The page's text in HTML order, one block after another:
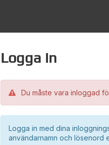
Logga in
Du måste vara inloggad
Logga in med dina
användarnamn och lösenord